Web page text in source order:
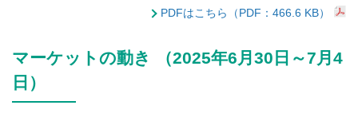
PDFはこちら（PDF：466.6 KB）
マーケットの動き （2025年6月30日～7月4
日）